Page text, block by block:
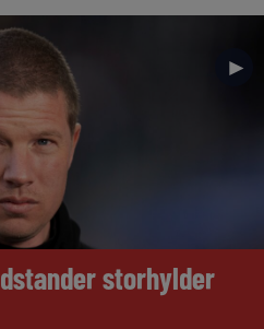
►
storhylder